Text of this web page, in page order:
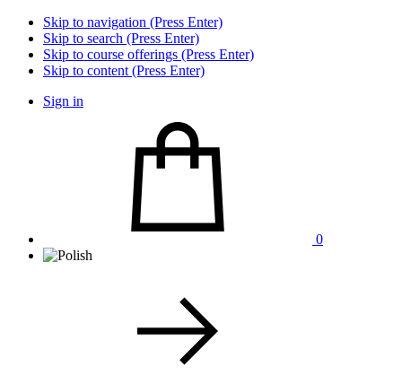
Skip to navigation (Press Enter)
Skip to search (Press Enter)
Skip to course offerings (Press Enter)
Skip to content (Press Enter)
Sign in
0